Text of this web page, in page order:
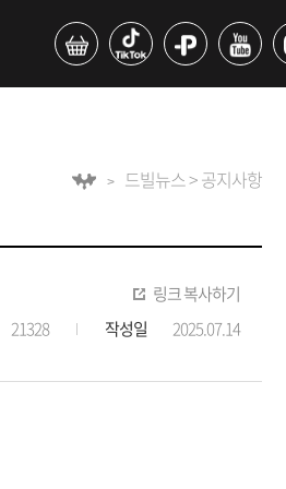
드빌뉴스 > 공지사항
링크 복사하기
21328 작성일 2025.07.14